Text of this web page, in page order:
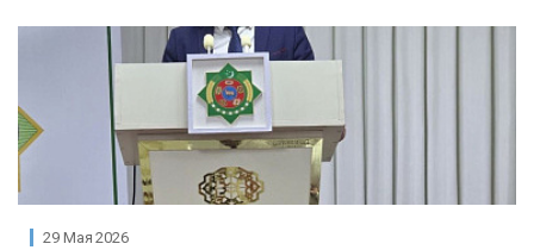
29 Мая 2026